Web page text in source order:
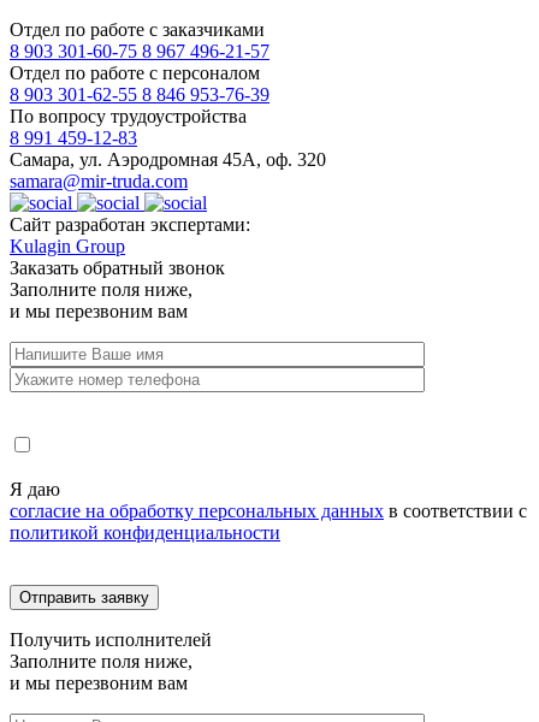
Отдел по работе с заказчиками
8 903 301-60-75 8 967 496-21-57
Отдел по работе с персоналом
8 903 301-62-55 8 846 953-76-39
По вопросу трудоустройства
8 991 459-12-83
Самара, ул. Аэродромная 45А, оф. 320
samara@mir-truda.com
Сайт разработан экспертами:
Kulagin Group
Заказать обратный звонок
Заполните поля ниже,
и мы перезвоним вам
Я даю
согласие на обработку персональных данных в соответствии с
политикой конфиденциальности
Получить исполнителей
Заполните поля ниже,
и мы перезвоним вам